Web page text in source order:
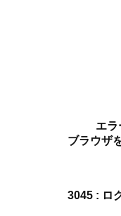
エラ
ブラウザ
3045 : ロ